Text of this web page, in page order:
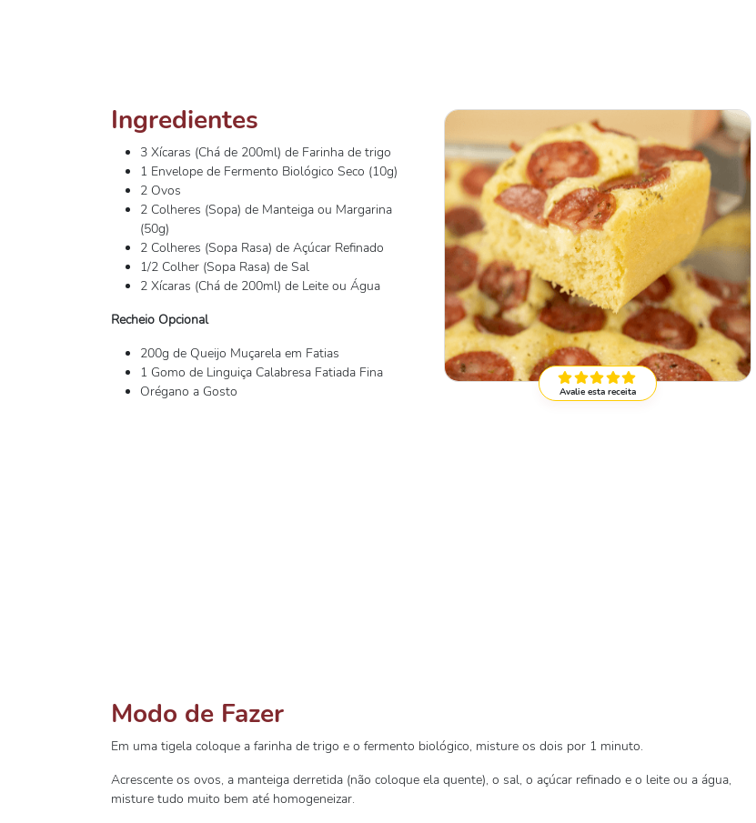
Avalie esta receita
Ingredientes
3 Xícaras (Chá de 200ml) de Farinha de trigo
1 Envelope de Fermento Biológico Seco (10g)
2 Ovos
2 Colheres (Sopa) de Manteiga ou Margarina
(50g)
2 Colheres (Sopa Rasa) de Açúcar Refinado
1/2 Colher (Sopa Rasa) de Sal
2 Xícaras (Chá de 200ml) de Leite ou Água
Recheio Opcional
200g de Queijo Muçarela em Fatias
1 Gomo de Linguiça Calabresa Fatiada Fina
Orégano a Gosto
Modo de Fazer
Em uma tigela coloque a farinha de trigo e o fermento biológico, misture os dois por 1 minuto.
Acrescente os ovos, a manteiga derretida (não coloque ela quente), o sal, o açúcar refinado e o leite ou a água,
misture tudo muito bem até homogeneizar.